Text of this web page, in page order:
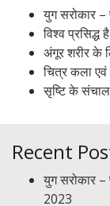
युग सरोकार
विश्व
अंगूर शरीर के
चित्र कला
सृष्टि के
Recent
युग सरोकार –
2023